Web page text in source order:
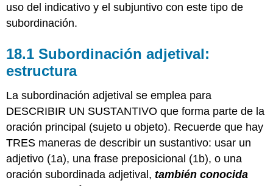
uso del indicativo y el subjuntivo con este tipo de
subordinación.
18.1 Subordinación adjetival:
estructura
La subordinación adjetival se emplea para
DESCRIBIR UN SUSTANTIVO que forma parte de la
oración principal (sujeto u objeto). Recuerde que hay
TRES maneras de describir un sustantivo: usar un
adjetivo (1a), una frase preposicional (1b), o una
oración subordinada adjetival,también conocida